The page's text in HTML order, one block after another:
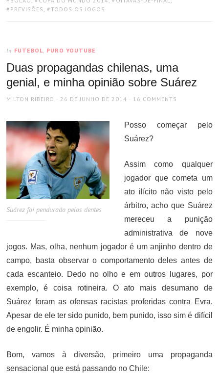
PREVISÕES , TODOS OS JOGOS
In FUTEBOL PURO YOUTUBE
Duas propagandas chilenas, uma
genial, e minha opinião sobre Suárez
AUTHOR
MILTON RIBEIRO
POSTED
26 DE JUNHO DE 2014 16 COMMENTS
Suárez foi pendurado pelos dentes
Posso começar pelo
Suárez?
Assim como qualquer
jogador que cometa um
ato ilícito não visto pelo
árbitro, acho que Suárez
mereceu a punição
administrativa de nove
jogos. Mas, olha, nenhum jogador é um anjinho dentro de
campo, basta observar o comportamento deles antes de
cada escanteio. Dedo no olho e em outros lugares, por
exemplo, é coisa rotineira. O ato mais desumano de
Suárez foram as ofensas racistas proferidas contra Evra.
Apesar de ele ter sido punido, bem punido, isso sim é difícil
de engolir. É minha opinião.
Bom, vamos à diversão, primeiro uma propaganda
sensacional que está passando no Chile: